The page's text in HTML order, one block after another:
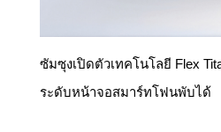
ซัมซุงเปิดตัวเทคโนโลยี Flex
ระดับหน้าจอสมาร์ทโฟนพับได้